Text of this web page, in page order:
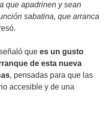
que apadrinen y sean
sabatina, que arranca
que es un gusto
de esta nueva
, pensadas para que las
accesible y de una